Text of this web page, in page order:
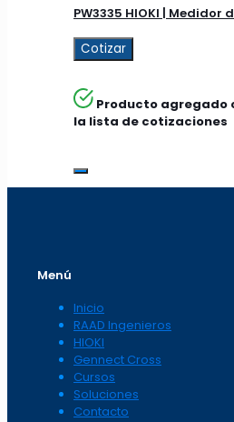
PW3335 HIOKI | Medidor
Cotizar
Producto agregado
la lista de cotizaciones
Menú
Inicio
RAAD Ingenieros
HIOKI
Gennect Cross
Cursos
Soluciones
Contacto